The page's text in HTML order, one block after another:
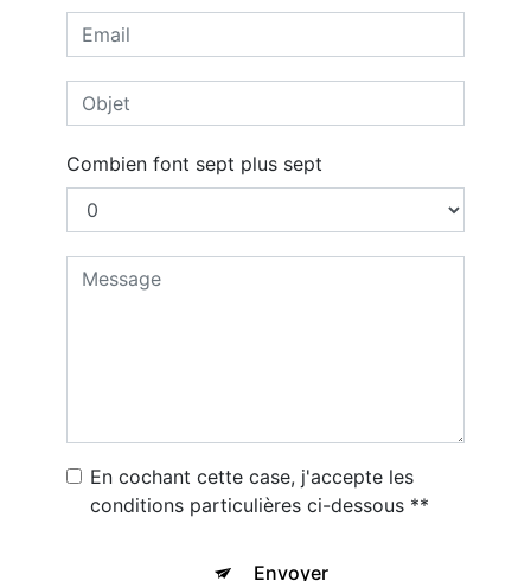
Combien font sept plus sept
En cochant cette case, j'accepte les
conditions particulières ci-dessous **
Envoyer